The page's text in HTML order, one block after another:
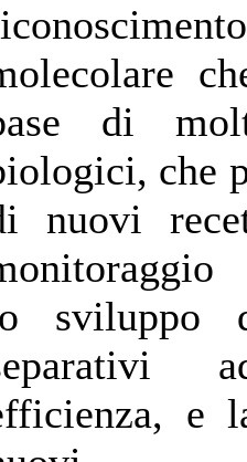
di
che
nuovi
sviluppo
e